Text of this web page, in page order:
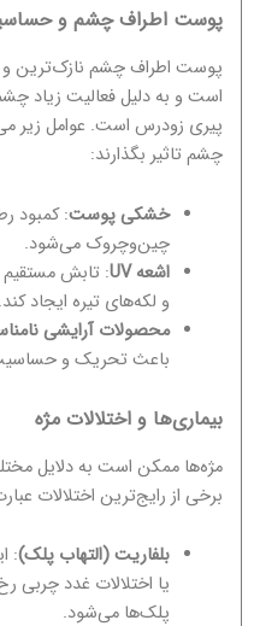
پوست اطراف چشم و
پوست اطراف چشم
است و به دلیل فعالیت زیاد
پیری زودرس است. عوامل زیر
چشم تاثیر بگذارند:
خشکی پوست: کمبود
چین‌وچروک می‌شود.
اشعه UV
: تابش
و لکه‌های تیره ایجاد کند.
محصولات آرایشی
باعث تحریک و
بیماری‌ها و اختلالات مژه
مژه‌ها ممکن است به دلایل
برخی از رایج‌ترین اختلالات
بلفاریت (التهاب پلک):
یا اختلالات غدد چربی
پلک‌ها می‌شود.